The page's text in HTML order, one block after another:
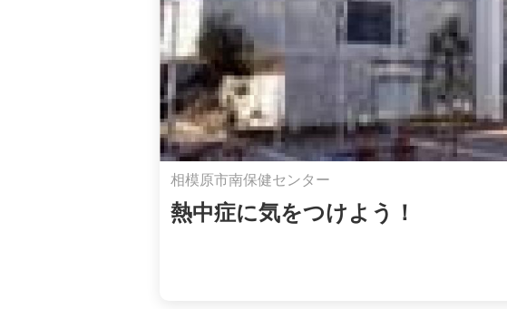
相模原市南保健センター
熱中症に気をつけよう！